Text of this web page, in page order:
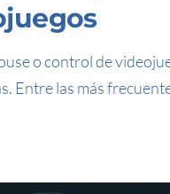
o control de
Entre las más